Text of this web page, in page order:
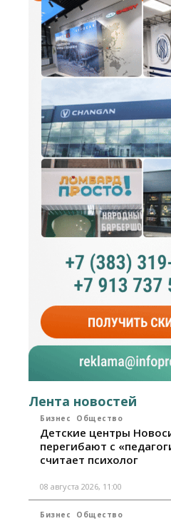
Лента новостей
Бизнес Общество
Детские центры
перегибают с
считает психолог
08 августа 2026, 11:00
Бизнес Общество